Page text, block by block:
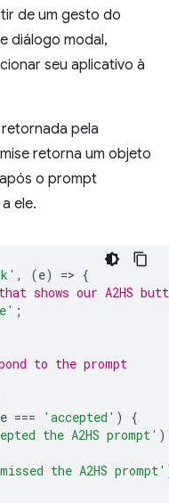
de um gesto do
diálogo modal,
seu aplicativo à
pela
retorna um objeto
após o prompt
ele.
, (e) => {
shows our A2HS
;
to the prompt
=== 'accepted' )
{
the A2HS prompt'
the A2HS prompt'